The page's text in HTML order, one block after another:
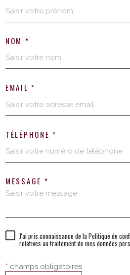
NOM *
EMAIL *
TÉLÉPHONE *
MESSAGE *
J'ai pris connaissance de la Politique de
relatives au traitement de mes données
* champs obligatoires